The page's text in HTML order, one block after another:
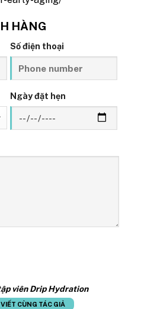
HÀNG
Số điện thoại
Ngày đặt hẹn
viên Drip Hydration
CÙNG TÁC GIẢ